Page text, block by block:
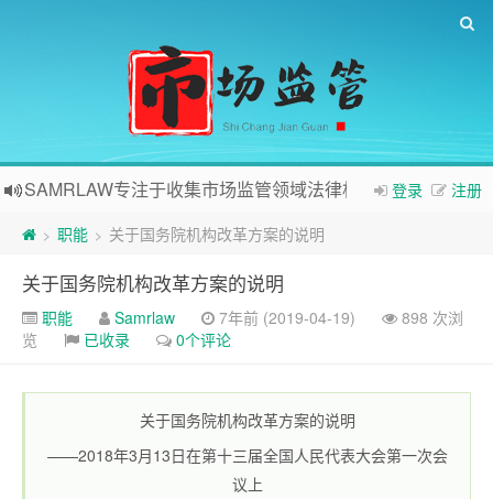
登录 注册
SAMRLAW专注于收集市场监管领域法律相关内容
> 职能 > 关于国务院机构改革方案的说明
关于国务院机构改革方案的说明
职能 Samrlaw 7年前 (2019-04-19)
898 次浏
览
已收录 0个评论
关于国务院机构改革方案的说明
——2018年3月13日在第十三届全国人民代表大会第一次会
议上